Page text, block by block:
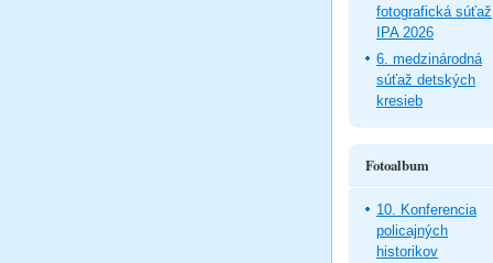
fotografická súťaž
IPA 2026
6. medzinárodná
súťaž detských
kresieb
Fotoalbum
10. Konferencia
policajných
historikov